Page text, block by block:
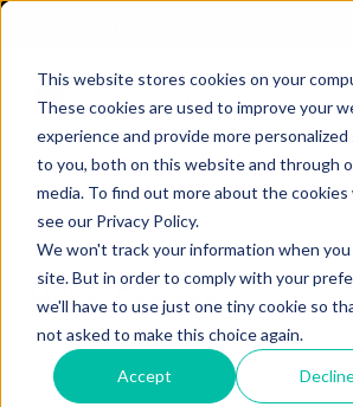
This website stores cookies on your
These cookies are used to improve your
experience and provide more personalized
to you, both on this website and through
media. To find out more about the cookies
see our Privacy Policy.
We won't track your information when
site. But in order to comply with your
we'll have to use just one tiny cookie so
not asked to make this choice again.
Accept
Hilfe-Center
Es gibt keine Vorschläge, da das